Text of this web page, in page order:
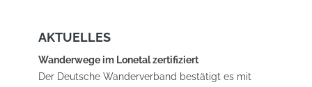
AKTUELLES
Wanderwege im Lonetal zertifiziert
Der Deutsche Wanderverband bestätigt es mit